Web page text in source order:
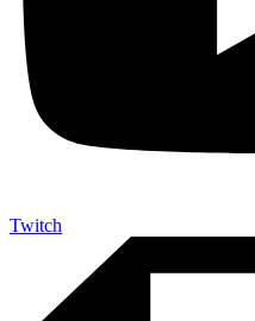
Twitch